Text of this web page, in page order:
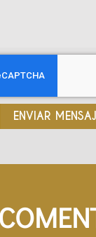
ENVIAR